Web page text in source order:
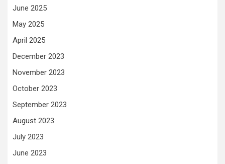
June 2025
May 2025
April 2025
December 2023
November 2023
October 2023
September 2023
August 2023
July 2023
June 2023